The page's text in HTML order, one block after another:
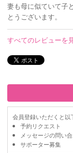
妻も母に似ていて子
とうございます。
すべてのレビューを
会員登録いただくと以
予約リクエスト
メッセージの問い
サポーター募集